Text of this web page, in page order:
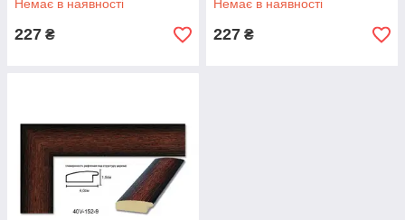
Немає в наявності
227 ₴
Немає в наявності
227 ₴